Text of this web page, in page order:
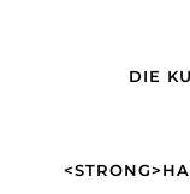
DIE